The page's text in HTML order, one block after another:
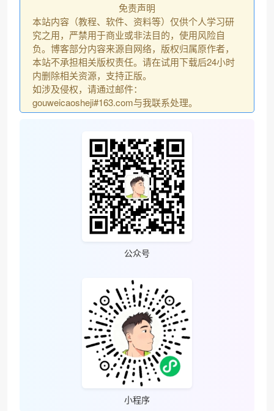
免责声明
本站内容（教程、软件、资料等）仅供个人学习研
究之用，严禁用于商业或非法目的，使用风险自
负。博客部分内容来源自网络，版权归属原作者，
本站不承担相关版权责任。请在试用下载后24小时
内删除相关资源，支持正版。
如涉及侵权，请通过邮件：
gouweicaosheji#163.com与我联系处理。
公众号
小程序